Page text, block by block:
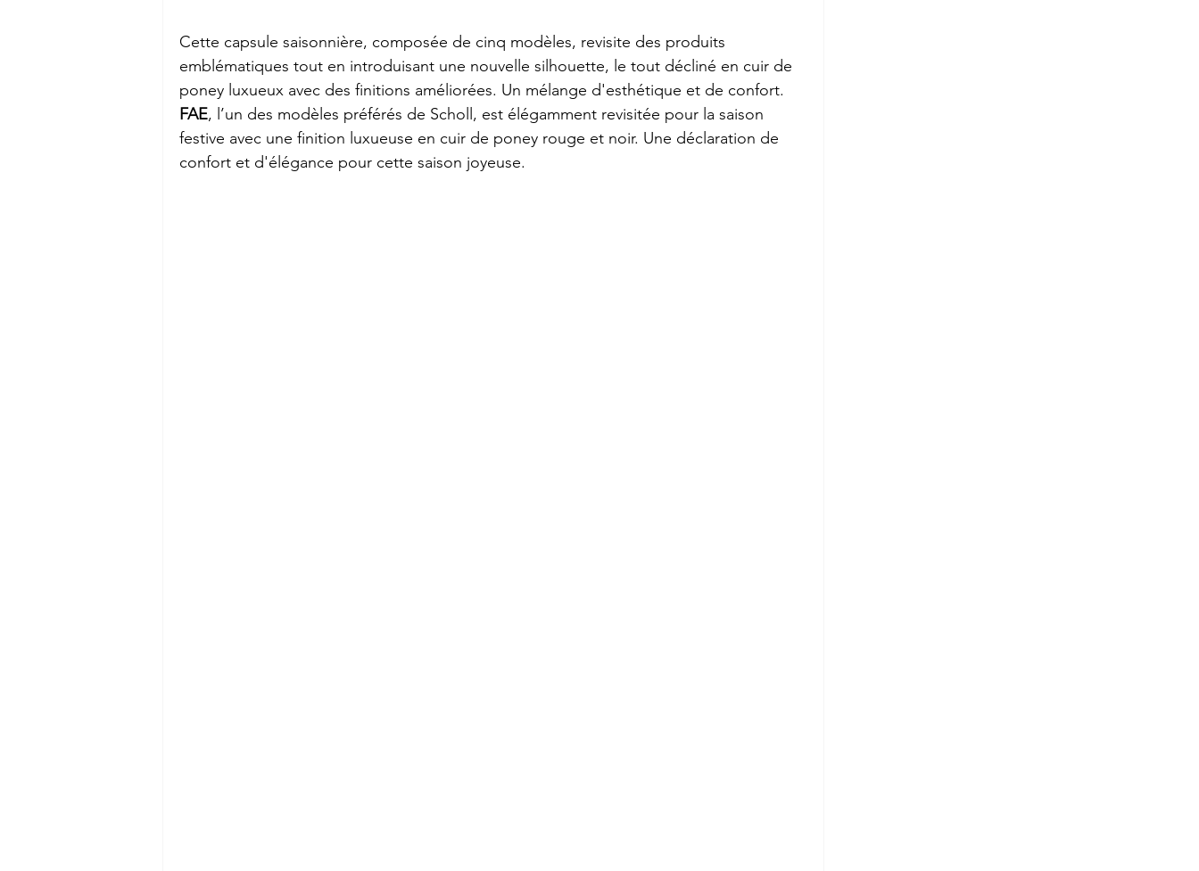
Cette capsule saisonnière, composée de cinq modèles, revisite des produits
emblématiques tout en introduisant une nouvelle silhouette, le tout décliné en cuir de
poney luxueux avec des finitions améliorées. Un mélange d'esthétique et de confort.
FAE, l’un des modèles préférés de Scholl, est élégamment revisitée pour la saison
festive avec une finition luxueuse en cuir de poney rouge et noir. Une déclaration de
confort et d'élégance pour cette saison joyeuse.